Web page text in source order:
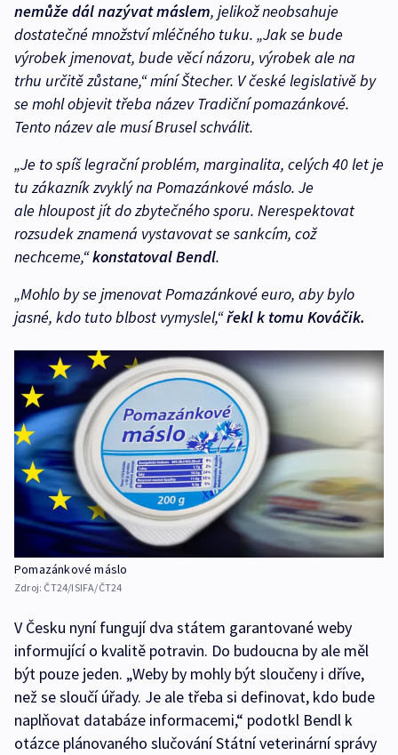
nemůže dál nazývat máslem, jelikož neobsahuje
dostatečné množství mléčného tuku. „Jak se bude
výrobek jmenovat, bude věcí názoru, výrobek ale na
trhu určitě zůstane,“ míní Štecher. V české legislativě by
se mohl objevit třeba název Tradiční pomazánkové.
Tento název ale musí Brusel schválit.
„Je to spíš legrační problém, marginalita, celých 40 let je
tu zákazník zvyklý na Pomazánkové máslo. Je
ale hloupost jít do zbytečného sporu. Nerespektovat
rozsudek znamená vystavovat se sankcím, což
nechceme,“konstatoval Bendl.
„Mohlo by se jmenovat Pomazánkové euro, aby bylo
jasné, kdo tuto blbost vymyslel,“řekl k tomu Kováčik.
Pomazánkové máslo
Zdroj: ČT24/ISIFA/ČT24
V Česku nyní fungují dva státem garantované weby
informující o kvalitě potravin. Do budoucna by ale měl
být pouze jeden. „Weby by mohly být sloučeny i dříve,
než se sloučí úřady. Je ale třeba si definovat, kdo bude
naplňovat databáze informacemi,“ podotkl Bendl k
otázce plánovaného slučování Státní veterinární správy